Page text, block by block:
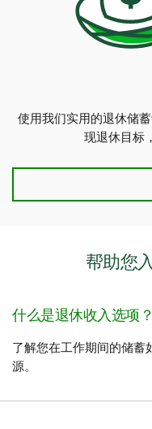
使用我们实用的退休储
现退休目标
帮助您
什么是退休收入选项？
了解您在工作期间的储
源。